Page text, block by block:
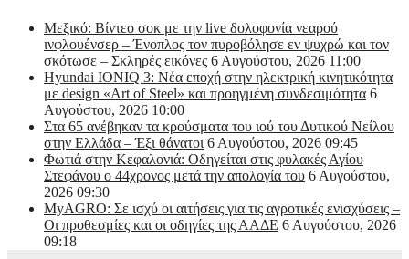
Μεξικό: Βίντεο σοκ με την live δολοφονία νεαρού
ινφλουένσερ – Ένοπλος τον πυροβόλησε εν ψυχρώ και τον
σκότωσε – Σκληρές εικόνες 6 Αυγούστου, 2026 11:00
Hyundai IONIQ 3: Νέα εποχή στην ηλεκτρική κινητικότητα
με design «Art of Steel» και προηγμένη συνδεσιμότητα 6
Αυγούστου, 2026 10:00
Στα 65 ανέβηκαν τα κρούσματα του ιού του Δυτικού Νείλου
στην Ελλάδα – Έξι θάνατοι 6 Αυγούστου, 2026 09:45
Φωτιά στην Κεφαλονιά: Οδηγείται στις φυλακές Αγίου
Στεφάνου ο 44χρονος μετά την απολογία του 6 Αυγούστου,
2026 09:30
MyAGRO: Σε ισχύ οι αιτήσεις για τις αγροτικές ενισχύσεις –
Οι προθεσμίες και οι οδηγίες της ΑΑΔΕ 6 Αυγούστου, 2026
09:18